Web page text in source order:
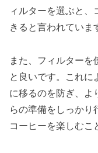
ィルターを選ぶと、
きると言われていま
また、フィルターを
と良いです。これに
に移るのを防ぎ、よ
らの準備をしっかり
コーヒーを楽しむこ